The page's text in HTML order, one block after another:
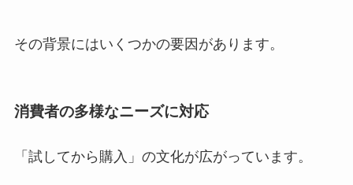
その背景にはいくつかの要因があります。
消費者の多様なニーズに対応
「試してから購入」の文化が広がっています。